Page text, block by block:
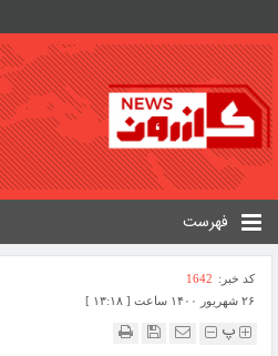
فهرست
کد خبر: 1642
۲۶ شهریور ۱۴۰۰ ساعت [ ۱۳:۱۸ ]
پ